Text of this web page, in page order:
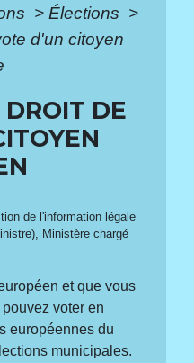
> Élections >
d'un citoyen
DROIT DE
de l'information légale
Ministère chargé
et que vous
voter en
européennes du
municipales.